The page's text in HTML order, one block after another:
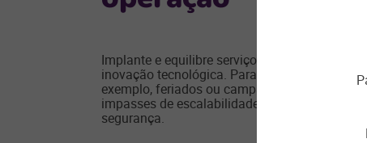
Implante e equilibre serviços com rapidez e
inovação tecnológica. Para atender
exemplo, feriados ou campanhas, a solução
impasses de escalabilidade, capacidade de
segurança.